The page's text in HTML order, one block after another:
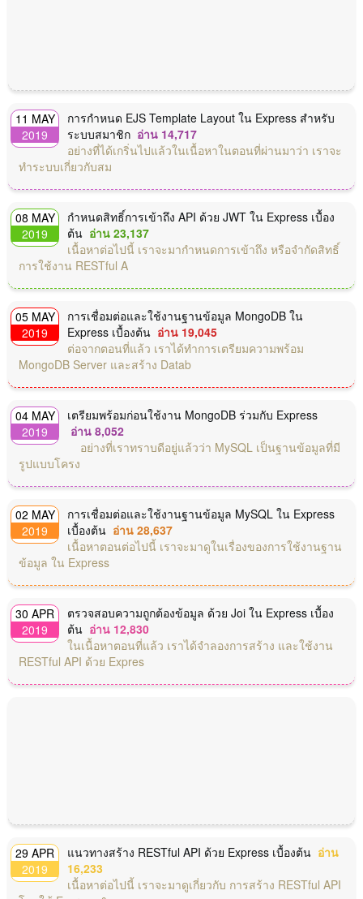
11 MAY
2019
การกำหนด EJS Template Layout ใน Express สำหรับ
ระบบสมาชิก อ่าน 14,717
อย่างที่ได้เกริ่นไปแล้วในเนื้อหาในตอนที่ผ่านมาว่า เราจะ
ทำระบบเกี่ยวกับสม
08 MAY
2019
กำหนดสิทธิ์การเข้าถึง API ด้วย JWT ใน Express เบื้อง
ต้น อ่าน 23,137
เนื้อหาต่อไปนี้ เราจะมากำหนดการเข้าถึง หรือจำกัดสิทธิ์
การใช้งาน RESTful A
05 MAY
2019
การเชื่อมต่อและใช้งานฐานข้อมูล MongoDB ใน
Express เบื้องต้น อ่าน 19,045
ต่อจากตอนที่แล้ว เราได้ทำการเตรียมความพร้อม
MongoDB Server และสร้าง Datab
04 MAY
2019
เตรียมพร้อมก่อนใช้งาน MongoDB ร่วมกับ Express
อ่าน 8,052
อย่างที่เราทราบดีอยู่แล้วว่า MySQL เป็นฐานข้อมูลที่มี
รูปแบบโครง
02 MAY
2019
การเชื่อมต่อและใช้งานฐานข้อมูล MySQL ใน Express
เบื้องต้น อ่าน 28,637
เนื้อหาตอนต่อไปนี้ เราจะมาดูในเรื่องของการใช้งานฐาน
ข้อมูล ใน Express
30 APR
2019
ตรวจสอบความถูกต้องข้อมูล ด้วย Joi ใน Express เบื้อง
ต้น อ่าน 12,830
ในเนื้อหาตอนที่แล้ว เราได้จำลองการสร้าง และใช้งาน
RESTful API ด้วย Expres
29 APR
2019
แนวทางสร้าง RESTful API ด้วย Express เบื้องต้น อ่าน
16,233
เนื้อหาต่อไปนี้ เราจะมาดูเกี่ยวกับ การสร้าง RESTful API